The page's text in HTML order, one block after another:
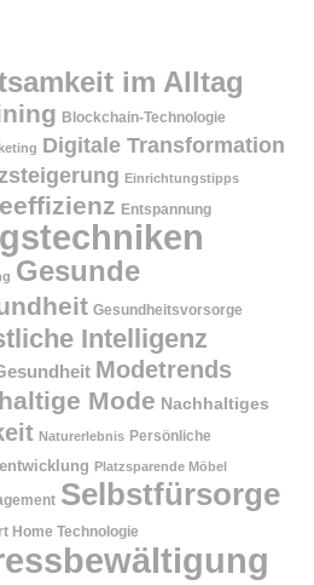
im Alltag
Blockchain-Technologie
Digitale Transformation
Einrichtungstipps
Entspannung
Gesunde
Gesundheitsvorsorge
Intelligenz
Modetrends
Mode Nachhaltiges
Naturerlebnis Persönliche
Platzsparende Möbel
Selbstfürsorge
Home Technologie